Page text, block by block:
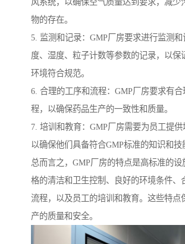
风系统，以确保空气质量达到要求，减少
物的存在。
5. 监测和记录：GMP厂房要求进行监测
度、湿度、粒子计数等参数的记录，以保
环境符合规范。
6. 合理的工序和流程：GMP厂房要求有
程，以确保药品生产的一致性和质量。
7. 培训和教育：GMP厂房需要为员工提供
以确保他们具备符合GMP标准的知识和技
总而言之，GMP厂房的特点是高标准的设
格的清洁和卫生控制、良好的环境条件、
流程，以及员工的培训和教育。这些特点
产的质量和安全。